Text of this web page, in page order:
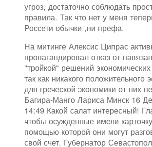
угроз, достаточно соблюдать
правила. Так что нет у меня
Россети обычки ,ни префа.
На митинге Алексис Ципрас
пропагандировал отказ от
"тройкой" решений
так как никакого положительного
для греческой экономики от них
Багира-Манго Лариса Минск 16
14:49 Какой салат интересный!
чтобы осужденные имели
помощью которой они могут
свой счет. Губернатор